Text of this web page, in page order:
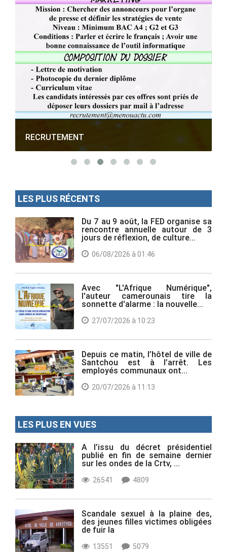
RECRUTEMENT
LES PLUS RÉCENTS
Du 7 au 9 août, la FED organise sa
rencontre annuelle autour de 3
jours de réflexion, de culture...
06/08/2026 à 01:46
Avec "L'Afrique Numérique",
l'auteur camerounais tire la
sonnette d'alarme : la nouvelle...
27/07/2026 à 10:23
Depuis ce matin, l’hôtel de ville de
Santchou est à l’arrêt. Les
employés communaux ont...
20/07/2026 à 11:13
LES PLUS EN VUES
A l’issu du décret présidentiel
publié en fin de semaine dernier
sur les ondes de la Crtv, ...
26541 4809
Scandale sexuel à la plaine des,
des jeunes filles victimes obligées
de fuir la
13551 5079